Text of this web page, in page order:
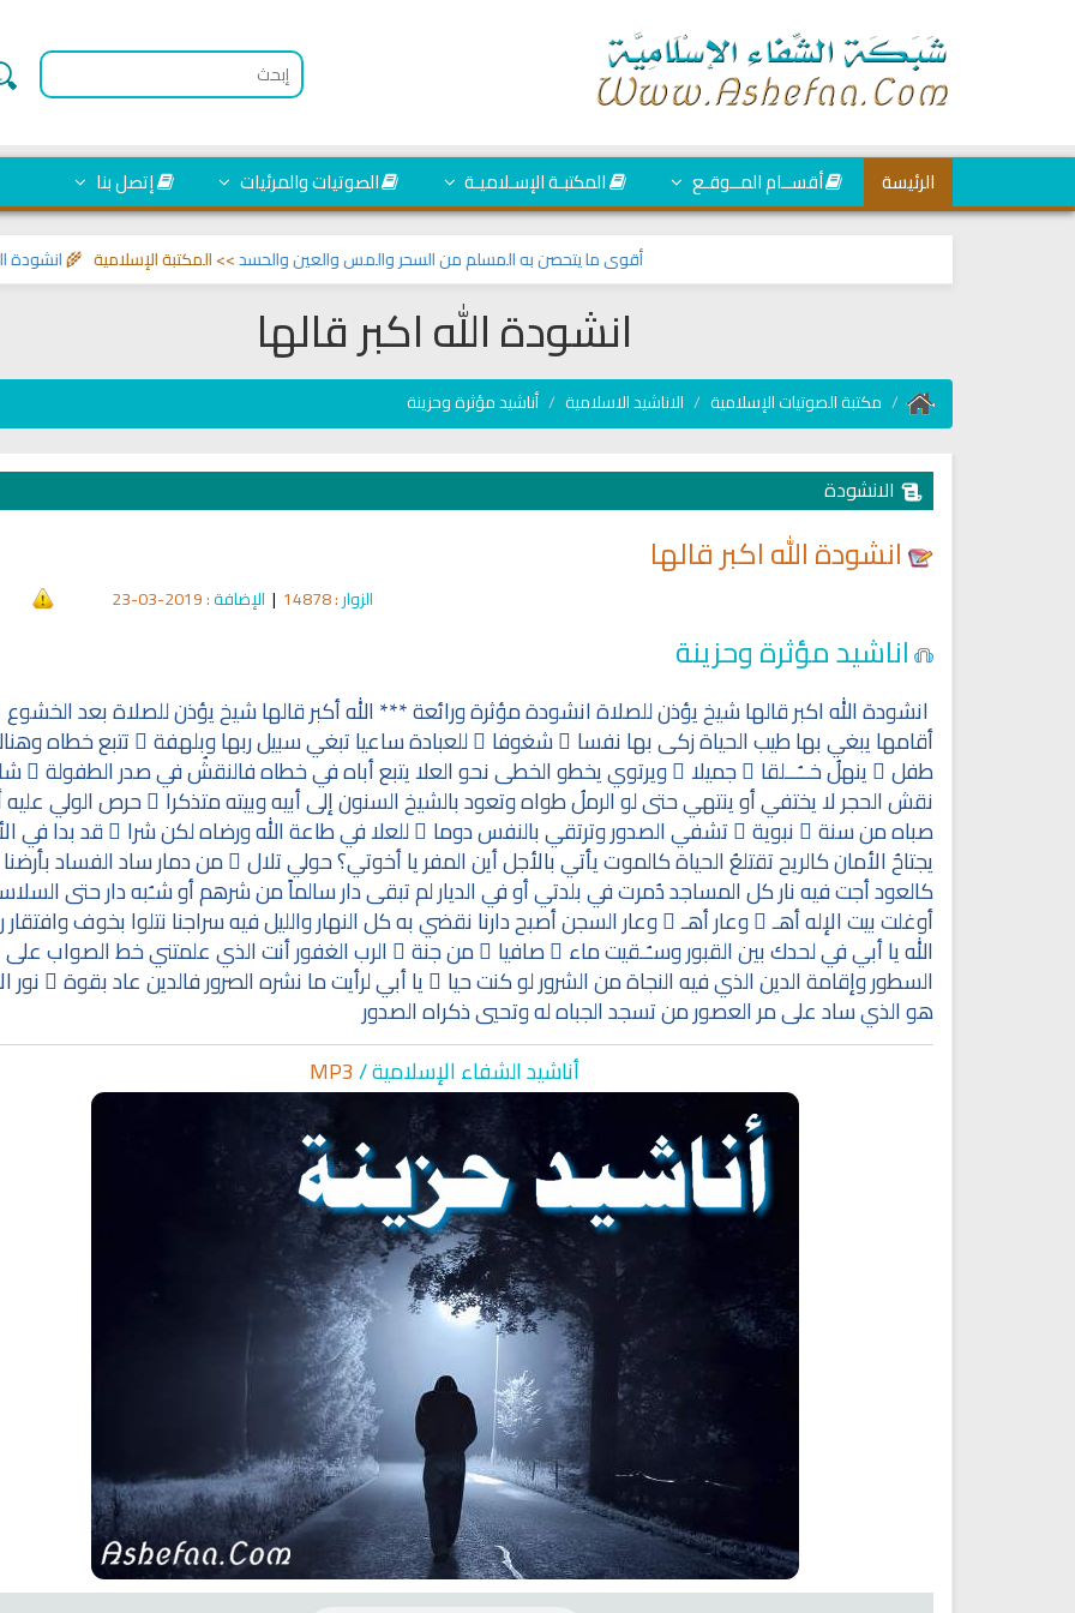
الرئيسة أقســام المــوقـع المكتبـة الإسـلاميـة الصوتيات والمرئيات إتصل بنا
انشودة الرئيس أقوى ما يتحصن به المسلم من السحر والمس والعين والحسد>> المكتبة الإسلامية 🌾
انشودة الله اكبر قالها
مكتبة الصوتيات الإسلامية الاناشيد الاسلامية أناشيد مؤثرة وحزينة
الانشودة
انشودة الله اكبر قالها
الزوار: 14878
| الإضافة: 2019-03-23
اناشيد مؤثرة وحزينة
انشودة الله اكبر قالها شيخ يؤذن للصلاة انشودة مؤثرة ورائعة *** الله أكبر قالها شيخ يؤذن للصلاة بعد
أقامها يبغي بها طيب الحياة زكى بها نفسا ً شغوفا ً للعبادة ساعيا تبغي سبيل ربها وبلهفة ٍ تتبع خطاه
طفل ٌ ينهلُ خــُــلقا ً جميلا ً ويرتوي يخطو الخطى نحو العلا يتبع أباه في خطاه فالنقشُ في صدر الطفولة
نقش الحجر لا يختفي أو ينتهي حتى لو الرملُ طواه وتعود بالشيخ السنون إلى أبيه وبيته متذكرا ً حرص الولي عليه
صباه من سنة ٍ نبوية ٍ تشفي الصدور وترتقي بالنفس دوما ً للعلا في طاعة الله ورضاه لكن شرا ً قد بدا في
يجتاحُ الأمان كالريح تقتلعُ الحياة كالموت يأتي بالأجل أين المفر يا أخوتي؟ حولي تلال ٌ من دمار ساد الفساد بأرضنا
كالعود أجت فيه نار كل المساجد دُمرت في بلدتي أو في الديار لم تبقى دار سالماً من شرهم أو شـُبه دار حتى
أوغلت بيت الإله أهـ ٍ وعار أهـ ٍ وعار السجن أصبح دارنا نقضي به كل النهار والليل فيه سراجنا نتلوا بخوف
الله يا أبي في لحدك بين القبور وسـُـقيت ماء ً صافيا ً من جنة ٍ الرب الغفور أنت الذي علمتني خط الصواب على
السطور وإقامة الدين الذي فيه النجاة من الشرور لو كنت حيا ً يا أبي لرأيت ما نشره الصرور فالدين عاد بقوة ٍ نور
هو الذي ساد على مر العصور من تسجد الجباه له وتحيي ذكراه الصدور
أناشيد الشفاء الإسلامية /MP3
Ruqyah Shariah
Ruqyah Shariah
Why Do You Feel at Peace When
Listening to the Quran, Even If
You Don’t Understand It?
Ruqyah Shariah
Ruqyah according to the Quran
and Sunnah to treat witchcraft,
and the evil eye
Shariah
Shariah Full Mishary
انشودة الرئيس احمد الشرع
اناشيد ابراهيم الاحمد
1569 | 2026-06-20
انشودة تلك أمي
أناشيد الأم
3677 | 2026-03-30
اقمار الهبارية
فريق أجناد للفن
15310 | 2025-11-03